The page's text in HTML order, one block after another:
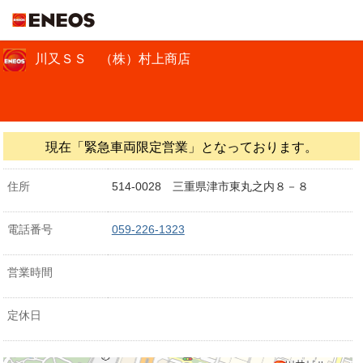
川又ＳＳ （株）村上商店
現在「緊急車両限定営業」となっております。
住所 514-0028 三重県津市東丸之内８－８
電話番号 059-226-1323
営業時間
定休日